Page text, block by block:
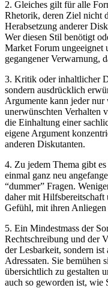
2. Gleiches gilt für alle
Rhetorik, deren Ziel nicht
Herabsetzung anderer
Wer diesen Stil benötigt
Market Forum ungeeignet
gegangener Verwarnung,
3. Kritik oder inhaltlicher
sondern ausdrücklich
Argumente kann jeder
unerwünschten Verhalten
die Einhaltung einer
eigene Argument
anderen Diskutanten.
4. Zu jedem Thema gibt
einmal ganz neu
“dummer” Fragen.
daher mit Hilfsbereitschaft
Gefühl, mit ihren
5. Ein Mindestmass der
Rechtschreibung und der
der Lesbarkeit, sondern
Adressaten. Sie bemühen
übersichtlich zu gestalten
auch so geworden ist, wie